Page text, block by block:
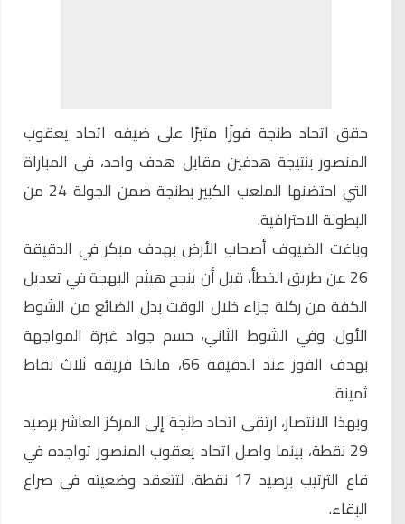
حقق اتحاد طنجة فوزًا مثيرًا على ضيفه اتحاد يعقوب
المنصور بنتيجة هدفين مقابل هدف واحد، في المباراة
التي احتضنها الملعب الكبير بطنجة ضمن الجولة 24 من
البطولة الاحترافية.
وباغت الضيوف أصحاب الأرض بهدف مبكر في الدقيقة
26 عن طريق الخطأ، قبل أن ينجح هيثم البهجة في تعديل
الكفة من ركلة جزاء خلال الوقت بدل الضائع من الشوط
الأول. وفي الشوط الثاني، حسم جواد غبرة المواجهة
بهدف الفوز عند الدقيقة 66، مانحًا فريقه ثلاث نقاط
ثمينة.
وبهذا الانتصار، ارتقى اتحاد طنجة إلى المركز العاشر برصيد
29 نقطة، بينما واصل اتحاد يعقوب المنصور تواجده في
قاع الترتيب برصيد 17 نقطة، لتتعقد وضعيته في صراع
البقاء.